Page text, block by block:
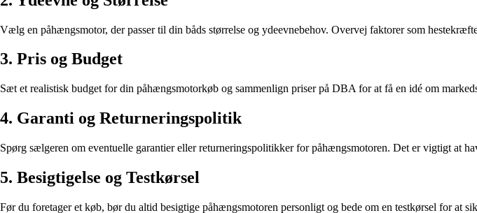
Vælg en påhængsmotor, der passer til din båds størrelse og ydeevnebehov. Overvej faktorer som
3. Pris og Budget
Sæt et realistisk budget for din påhængsmotorkøb og sammenlign priser på DBA for at få en idé om
4. Garanti og Returneringspolitik
Spørg sælgeren om eventuelle garantier eller returneringspolitikker for påhængsmotoren. Det er vigtigt at
5. Besigtigelse og Testkørsel
Før du foretager et køb, bør du altid besigtige påhængsmotoren personligt og bede om en testkørsel for at